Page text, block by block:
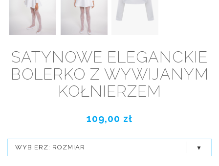
SATYNOWE ELEGANCKIE
BOLERKO Z WYWIJANYM
KOŁNIERZEM
109,00 zł
WYBIERZ: ROZMIAR